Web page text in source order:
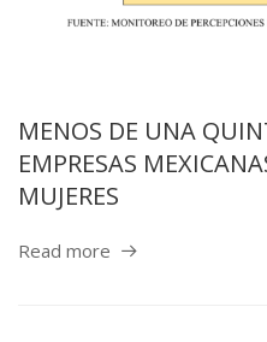
MENOS DE UNA
EMPRESAS
MUJERES
Read more